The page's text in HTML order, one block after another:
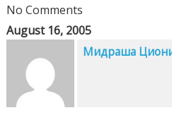
No Comments
August 16, 2005
Мидраша